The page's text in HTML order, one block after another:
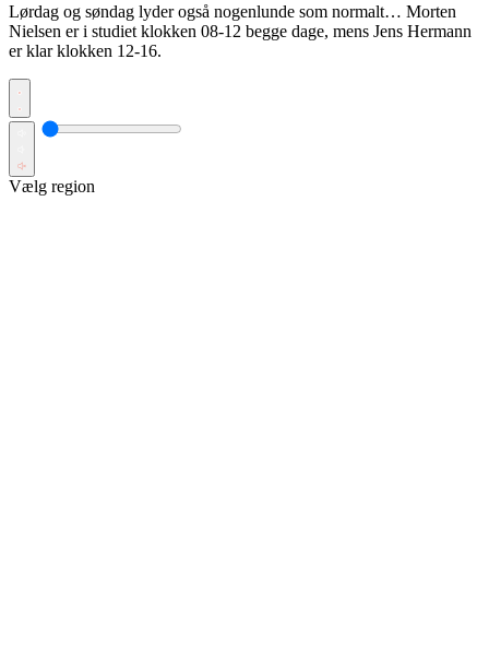
Lørdag og søndag lyder også nogenlunde som normalt… Morten
Nielsen er i studiet klokken 08-12 begge dage, mens Jens Hermann
er klar klokken 12-16.
Vælg region